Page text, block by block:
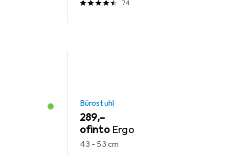
74
Bürostuhl
EUR
289,–
ofinto Ergo
43 - 53 cm